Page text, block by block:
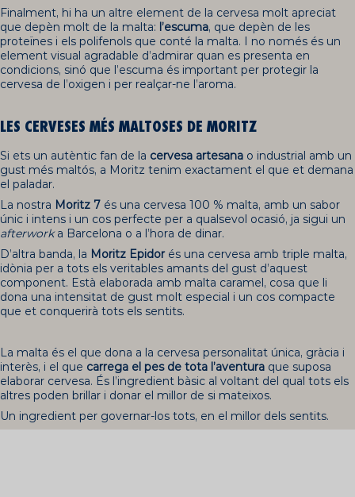
Finalment, hi ha un altre element de la cervesa molt apreciat
que depèn molt de la malta: l’escuma, que depèn de les
proteïnes i els polifenols que conté la malta. I no només és un
element visual agradable d’admirar quan es presenta en
condicions, sinó que l’escuma és important per protegir la
cervesa de l’oxigen i per realçar-ne l’aroma.
LES CERVESES MÉS MALTOSES DE MORITZ
Si ets un autèntic fan de la cervesa artesana o industrial amb un
gust més maltós, a Moritz tenim exactament el que et demana
el paladar.
La nostra Moritz 7 és una cervesa 100 % malta, amb un sabor
únic i intens i un cos perfecte per a qualsevol ocasió, ja sigui un
afterworka Barcelona o a l’hora de dinar.
D’altra banda, la Moritz Epidorés una cervesa amb triple malta,
idònia per a tots els veritables amants del gust d’aquest
component. Està elaborada amb malta caramel, cosa que li
dona una intensitat de gust molt especial i un cos compacte
que et conquerirà tots els sentits.
La malta és el que dona a la cervesa personalitat única, gràcia i
interès, i el que carrega el pes de tota l’aventura que suposa
elaborar cervesa. És l’ingredient bàsic al voltant del qual tots els
altres poden brillar i donar el millor de si mateixos.
Un ingredient per governar-los tots, en el millor dels sentits.